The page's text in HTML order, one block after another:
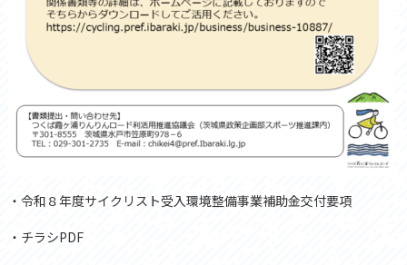
・ 令和８年度サイクリスト受入環境整備事業補助金交付要項
・ チラシPDF